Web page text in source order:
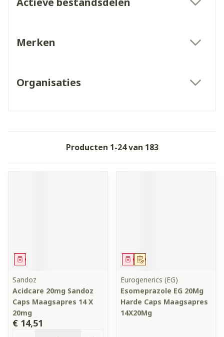
Merken
Organisaties
Producten 1-24van 183
Geneesmiddel
Sandoz
Acidcare 20mg Sandoz
Caps Maagsapres 14 X
20mg
€ 14,51
Op voorschrift
Geneesmiddel
Eurogenerics (EG)
Esomeprazole EG 20Mg
Harde Caps Maagsapres
14X20Mg